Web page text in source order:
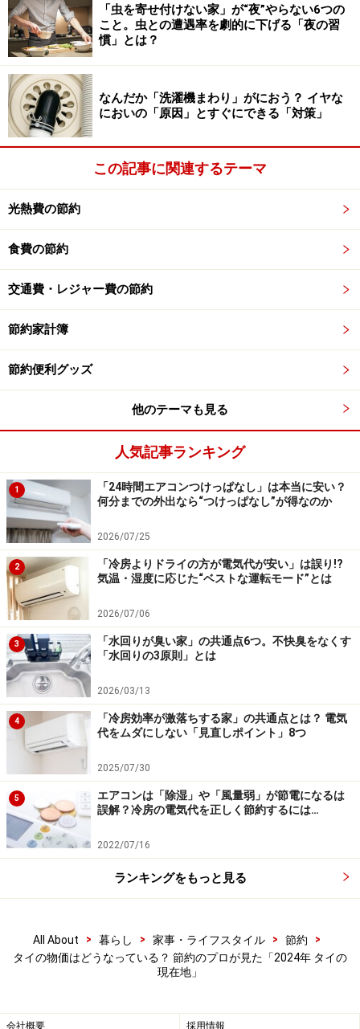
もちろん、高級店に入ればもっと高い料理もあります
が、ローカル食堂などを利用すれば1食500円以下、場合
によっては300円以下で抑えることができるでしょう。
セブン-イレブンでは肉まんから見たことが
ないものまで
タイの首都・バンコクには日本でおなじみのコンビニが
ブンです。
タイ・バンコクのセブン-イレブン
日本でおなじみの肉まんを扱っている店舗がありまし
た。シンプルな肉まんは10タイバーツ（約43円）。味は
日本と同じでした。
セブン-イレブンにはタイのインスタント麺やスナック菓
子、お弁当などが種類豊富で、お土産を探すのにもおす
すめ。日本と同じく、お弁当は電子レンジで加熱してく
れます。手頃な価格でタイの料理を食べることができま
すよ。
スパイシーシュリンプのペーストを使ったご飯とスイー
トポークのお弁当は、45タイバーツ（約193円）。日本
のセブン-イレブンで販売されているお弁当でこの価格の
ものはないでしょう。
約193円のお弁当
サンドイッチやおにぎりも豊富でしたが、日本では見た
ことがないおにぎりもありました。「とびっこマヨネー
ズ」というおにぎりで、価格は30タイバーツ（約129
円）。パッケージは日本語でも書かれていますが、日本
のセブン-イレブンではとびっこのおにぎりを見たことが
ありません。とびっこをご飯に混ぜるというのは、どち
らかと言うと韓国料理のチュモッパッでしょうか。日本
「とびっこマヨネーズ」のおにぎり
「虫を寄せ付けない家」が“夜”やらない6つの
こと。虫との遭遇率を劇的に下げる「夜の習
慣」とは？
なんだか「洗濯機まわり」がにおう？ イヤな
においの「原因」とすぐにできる「対策」
この記事に関連するテーマ
光熱費の節約
食費の節約
交通費・レジャー費の節約
節約家計簿
節約便利グッズ
他のテーマも見る
人気記事ランキング
1
「24時間エアコンつけっぱなし」は本当に安い？
何分までの外出なら“つけっぱなし”が得なのか
2026/07/25
2
「冷房よりドライの方が電気代が安い」は誤り!?
気温・湿度に応じた“ベストな運転モード”とは
2026/07/06
3
「水回りが臭い家」の共通点6つ。不快臭をなくす
「水回りの3原則」とは
2026/03/13
4
「冷房効率が激落ちする家」の共通点とは？ 電気
代をムダにしない「見直しポイント」8つ
2025/07/30
5
エアコンは「除湿」や「風量弱」が節電になるは
誤解？冷房の電気代を正しく節約するには…
2022/07/16
ランキングをもっと見る
All About > 暮らし > 家事・ライフスタイル > 節約
>
タイの物価はどうなっている？ 節約のプロが見た「2024年 タイの
現在地」
会社概要 採用情報